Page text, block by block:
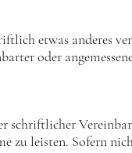
etwas anderes
oder
schriftlicher
zu leisten. Sofern